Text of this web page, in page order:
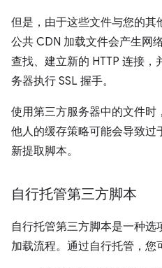
但是，由于这些文件与您的
公共 CDN 加载文件会产生网
查找、建立新的 HTTP 连接
务器执行 SSL 握手。
使用第三方服务器中的文件
他人的缓存策略可能会导致
新提取脚本。
自行托管第三方脚本
自行托管第三方脚本是一种
加载流程。通过自行托管，您